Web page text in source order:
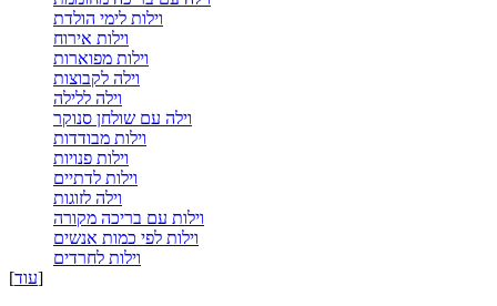
וילות לימי הולדת
וילות אירוח
וילות מפוארות
וילה לקבוצות
וילה ללילה
וילה עם שולחן סנוקר
וילות מבודדות
וילות פנויות
וילות לדתיים
וילה לזוגות
וילות עם בריכה מקורה
וילות לפי כמות אנשים
וילות לחרדים
[עוד]